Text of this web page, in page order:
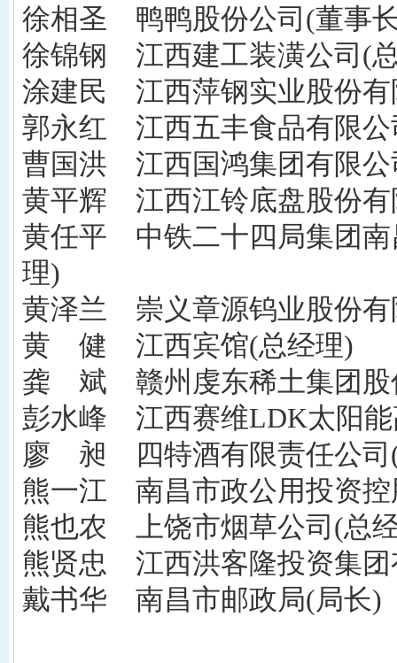
徐相圣 鸭鸭股份公司(董事
徐锦钢 江西建工装潢公司(
涂建民 江西萍钢实业股份有
郭永红 江西五丰食品有限公
曹国洪 江西国鸿集团有限公
黄平辉 江西江铃底盘股份有
黄任平 中铁二十四局集团南
理)
黄泽兰 崇义章源钨业股份有
黄 健 江西宾馆(总经理)
龚 斌 赣州虔东稀土集团股
彭水峰 江西赛维LDK太阳能
廖 昶 四特酒有限责任公司
熊一江 南昌市政公用投资控
熊也农 上饶市烟草公司(总
熊贤忠 江西洪客隆投资集团
戴书华 南昌市邮政局(局长)